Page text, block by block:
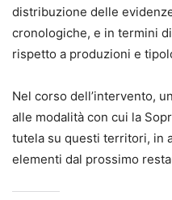
distribuzione delle
cronologiche, e in termini
rispetto a produzioni e
Nel corso dell’intervento,
alle modalità con cui la
tutela su questi territori, in
elementi dal prossimo